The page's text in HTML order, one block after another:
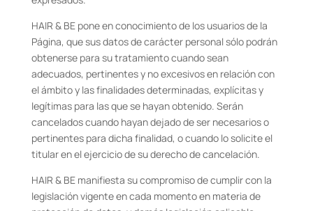
HAIR & BE pone en conocimiento de los usuarios de la
Página, que sus datos de carácter personal sólo podrán
obtenerse para su tratamiento cuando sean
adecuados, pertinentes y no excesivos en relación con
el ámbito y las finalidades determinadas, explícitas y
legítimas para las que se hayan obtenido. Serán
cancelados cuando hayan dejado de ser necesarios o
pertinentes para dicha finalidad, o cuando lo solicite el
titular en el ejercicio de su derecho de cancelación.
HAIR & BE manifiesta su compromiso de cumplir con la
legislación vigente en cada momento en materia de